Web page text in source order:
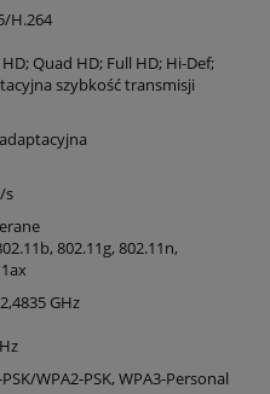
H.264
Quad HD; Full HD; Hi-Def;
szybkość transmisji
s
802.11g, 802.11n,
GHz
WPA2-PSK, WPA3-Personal